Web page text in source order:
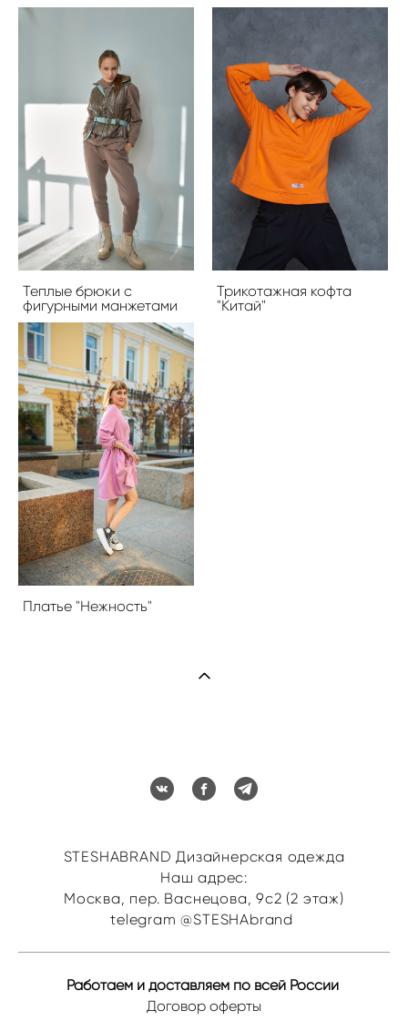
Теплые брюки с
фигурными манжетами
Трикотажная кофта
"Китай"
Платье "Нежность"
STESHABRAND Дизайнерская одежда
Наш адрес:
Москва, пер. Васнецова, 9с2 (2 этаж)
telegram @STESHAbrand
Работаем и доставляем по всей России
Договор оферты